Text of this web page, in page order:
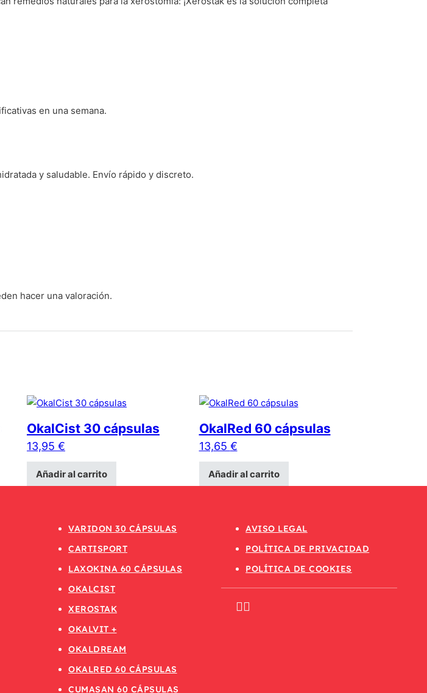
en una semana.
y saludable. Envío rápido y discreto.
hacer una valoración.
OkalCist 30 cápsulas
13,95 €
Añadir al carrito
OkalRed 60 cápsulas
13,65 €
Añadir al carrito
VARIDON 30 CÁPSULAS
CARTISPORT
LAXOKINA 60 CÁPSULAS
OKALCIST
XEROSTAK
OKALVIT +
OKALDREAM
OKALRED 60 CÁPSULAS
CUMASAN 60 CÁPSULAS
AVISO LEGAL
POLÍTICA DE PRIVACIDAD
POLÍTICA DE COOKIES